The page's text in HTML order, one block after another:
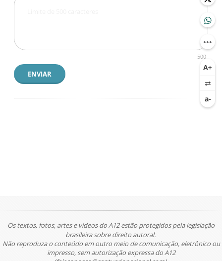
500
ENVIAR
Os textos, fotos, artes e vídeos do A12 estão protegidos pela legislação
brasileira sobre direito autoral.
Não reproduza o conteúdo em outro meio de comunicação, eletrônico ou
impresso, sem autorização expressa do A12